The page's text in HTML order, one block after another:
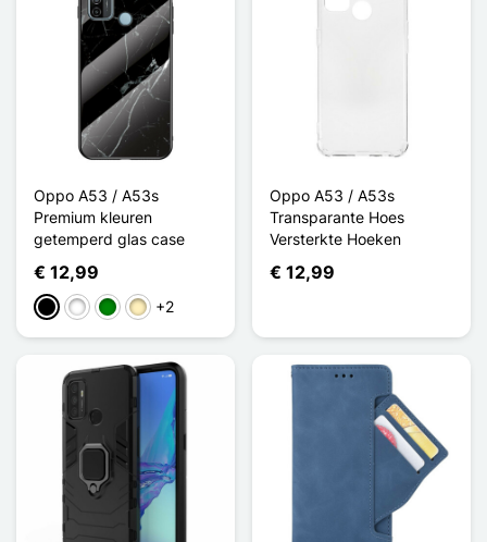
Oppo A53 / A53s
Premium kleuren
getemperd glas case
€ 12,99
ZwartWit GroenGolden
+2
Oppo A53 / A53s
Transparante Hoes
Versterkte Hoeken
€ 12,99